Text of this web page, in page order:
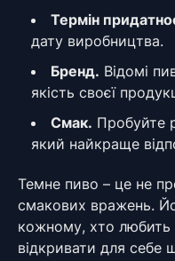
Термін
дату виробництва.
Бренд. Відомі
якість своєї
Смак. Пробуйте
який найкраще
Темне пиво – це не
смакових вражень.
кожному, хто любить
відкривати для себе